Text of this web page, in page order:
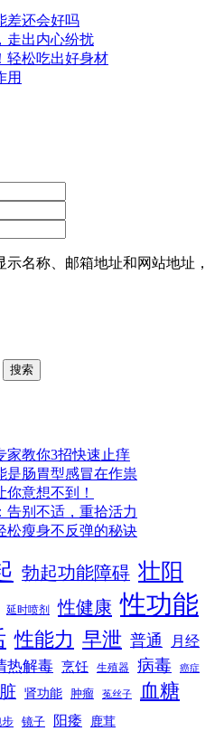
差还会好吗
走出内心纷扰
轻松吃出好身材
用
名称、邮箱地址和网站地址，
搜索
家教你3招快速止痒
是肠胃型感冒在作祟
意想不到！
告别不适，重拾活力
松瘦身不反弹的秘诀
勃起功能障碍 壮阳
延时喷剂 性健康 性功能
性能力 早泄 普通 月经
热解毒 烹饪 生殖器 病毒 癌症
肾功能 肿瘤 菟丝子 血糖
步 镜子 阳痿 鹿茸